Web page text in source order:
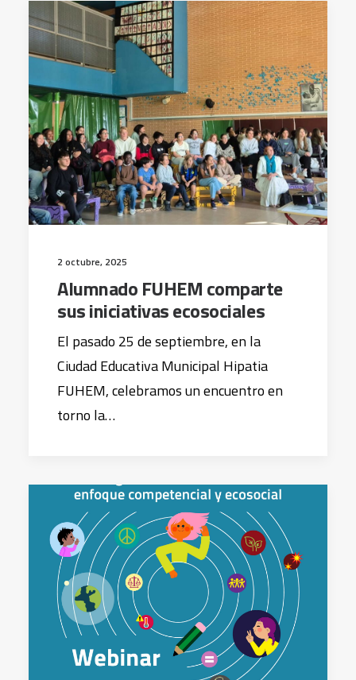
2 octubre, 2025
Alumnado FUHEM comparte
sus iniciativas ecosociales
El pasado 25 de septiembre, en la
Ciudad Educativa Municipal Hipatia
FUHEM, celebramos un encuentro en
torno la…